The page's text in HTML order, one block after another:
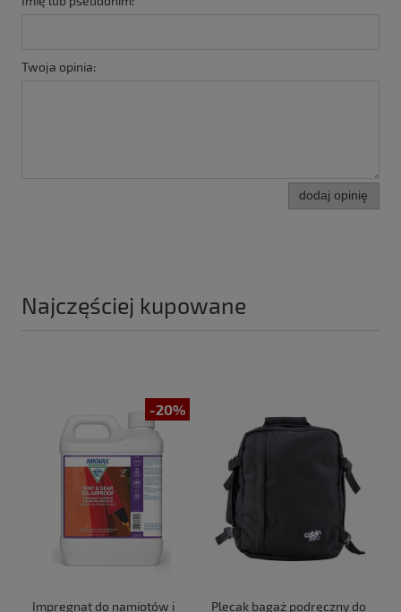
Twoja opinia:
dodaj opinię
Najczęściej kupowane
-20%
Impregnat do namiotów i
Plecak bagaż podręczny do